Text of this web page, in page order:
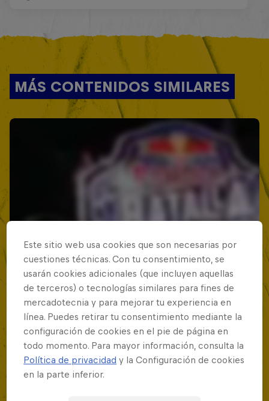
MÁS CONTENIDOS SIMILARES
Red Bull Batalla Nueva Historia:
Este sitio web usa cookies que son necesarias por
cuestiones técnicas. Con tu consentimiento, se
usarán cookies adicionales (que incluyen aquellas
de terceros) o tecnologías similares para fines de
mercadotecnia y para mejorar tu experiencia en
línea. Puedes retirar tu consentimiento mediante la
configuración de cookies en el pie de página en
todo momento. Para mayor información, consulta la
Política de privacidad y la Configuración de cookies
en la parte inferior.